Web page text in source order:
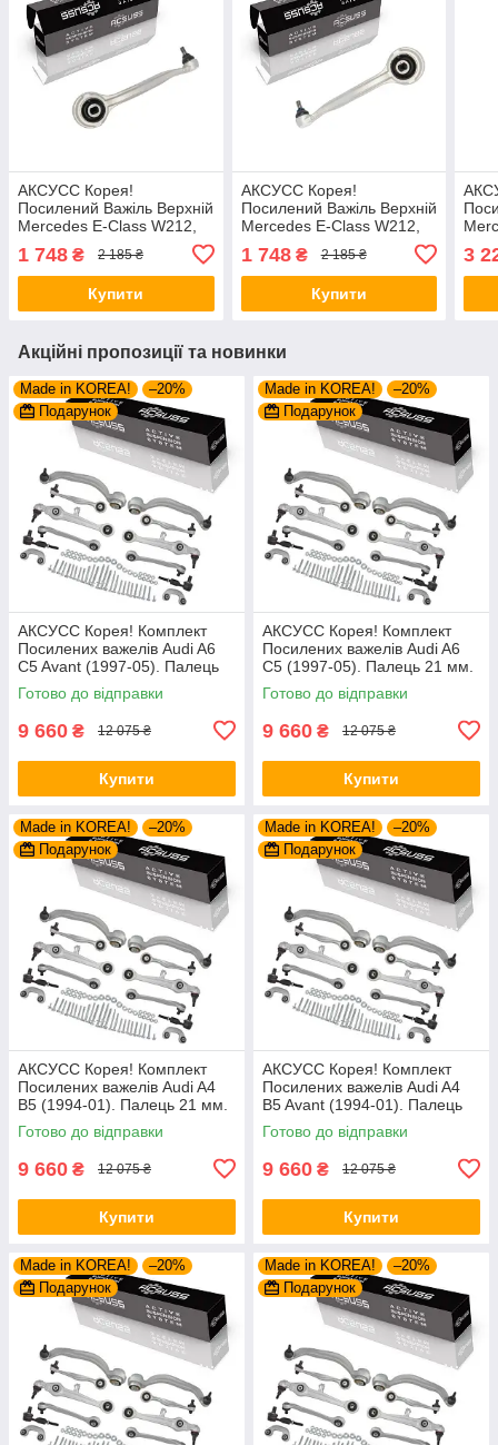
АКСУСС Корея!
Посилений Важіль Верхній
Mercedes E-Class W212,
Лівий. Передній. 35663 01
, 29633 01 ,
1 748 ₴ 2 185 ₴
Купити
АКСУСС Корея!
Посилений Важіль Верхній
Mercedes E-Class W212,
Правий. Передній. 35664
01 , 29634 01 ,
1 748₴ 2 185 ₴
Купити
3
Акційні пропозиції та новинки
Made in KOREA!
–20%
Подарунок
АКСУСС Корея! Комплект
Посилених важелів Audi A6
C5 Avant (1997-05). Палець
21 мм. 27421 01 ,
8D0498998B ,
Готово до відправки
9 660 ₴ 12 075 ₴
Купити
Made in KOREA!
–20%
Подарунок
АКСУСС Корея! Комплект
Посилених важелів Audi A6
C5 (1997-05). Палець 21 мм.
27421 01 , 8D0498998B ,
1160500029/HD
Готово до відправки
9 660 ₴ 12 075 ₴
Купити
Made in KOREA!
–20%
Подарунок
АКСУСС Корея! Комплект
Посилених важелів Audi A4
B5 (1994-01). Палець 21 мм.
27421 01 , 8D0498998B ,
1160500029/HD
Готово до відправки
9 660 ₴ 12 075 ₴
Купити
Made in KOREA!
–20%
Подарунок
АКСУСС Корея! Комплект
Посилених важелів Audi A4
B5 Avant (1994-01). Палець
21 мм. 27421 01 ,
8D0498998B ,
Готово до відправки
9 660 ₴ 12 075 ₴
Купити
Made in KOREA!
–20%
Подарунок
Made in KOREA!
–20%
Подарунок